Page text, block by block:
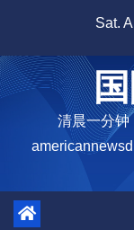
content
Sat.
清晨一分钟